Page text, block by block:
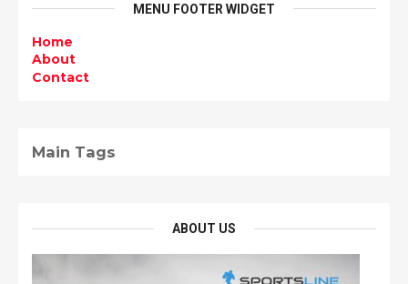
MENU FOOTER WIDGET
Home
About
Contact
Main Tags
ABOUT US